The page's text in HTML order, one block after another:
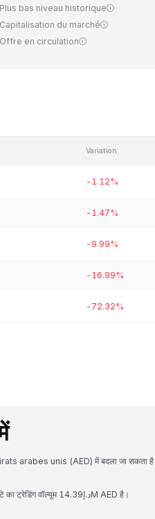
Plus bas niveau historique
Capitalisation du marché
Offre en circulation
Variation
-1.12%
-1.47%
-9.99%
-16.99%
-72.32%
arabes unis (AED) में बदला जा सकता है।
Kaspa का मार्केट कैपिटलाइजेशन د.إ2.69B AED है और 24 घंटे का ट्रेडिंग वॉल्यूम د.إ14.39M AED है।